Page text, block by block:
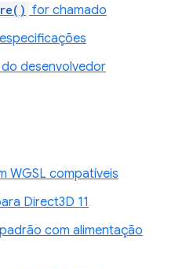
for chamado
desenvolvedor
WGSL compatíveis
Direct3D 11
com alimentação